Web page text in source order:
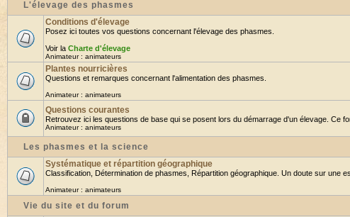
L'élevage des phasmes
Conditions d'élevage
Posez ici toutes vos questions concernant l'élevage des phasmes.
Voir la Charte d'élevage
Animateur : animateurs
Plantes nourricières
Questions et remarques concernant l'alimentation des phasmes.
Animateur : animateurs
Questions courantes
Retrouvez ici les questions de base qui se posent lors du démarrage d'un élevage. Ce
Animateur : animateurs
Les phasmes et la science
Systématique et répartition géographique
Classification, Détermination de phasmes, Répartition géographique. Un doute sur une
Animateur : animateurs
Vie du site et du forum